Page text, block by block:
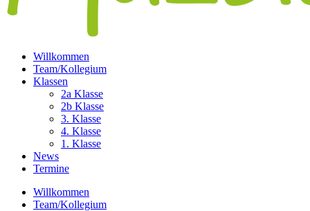
Willkommen
Team/Kollegium
Klassen
2a Klasse
2b Klasse
3. Klasse
4. Klasse
1. Klasse
News
Termine
Willkommen
Team/Kollegium